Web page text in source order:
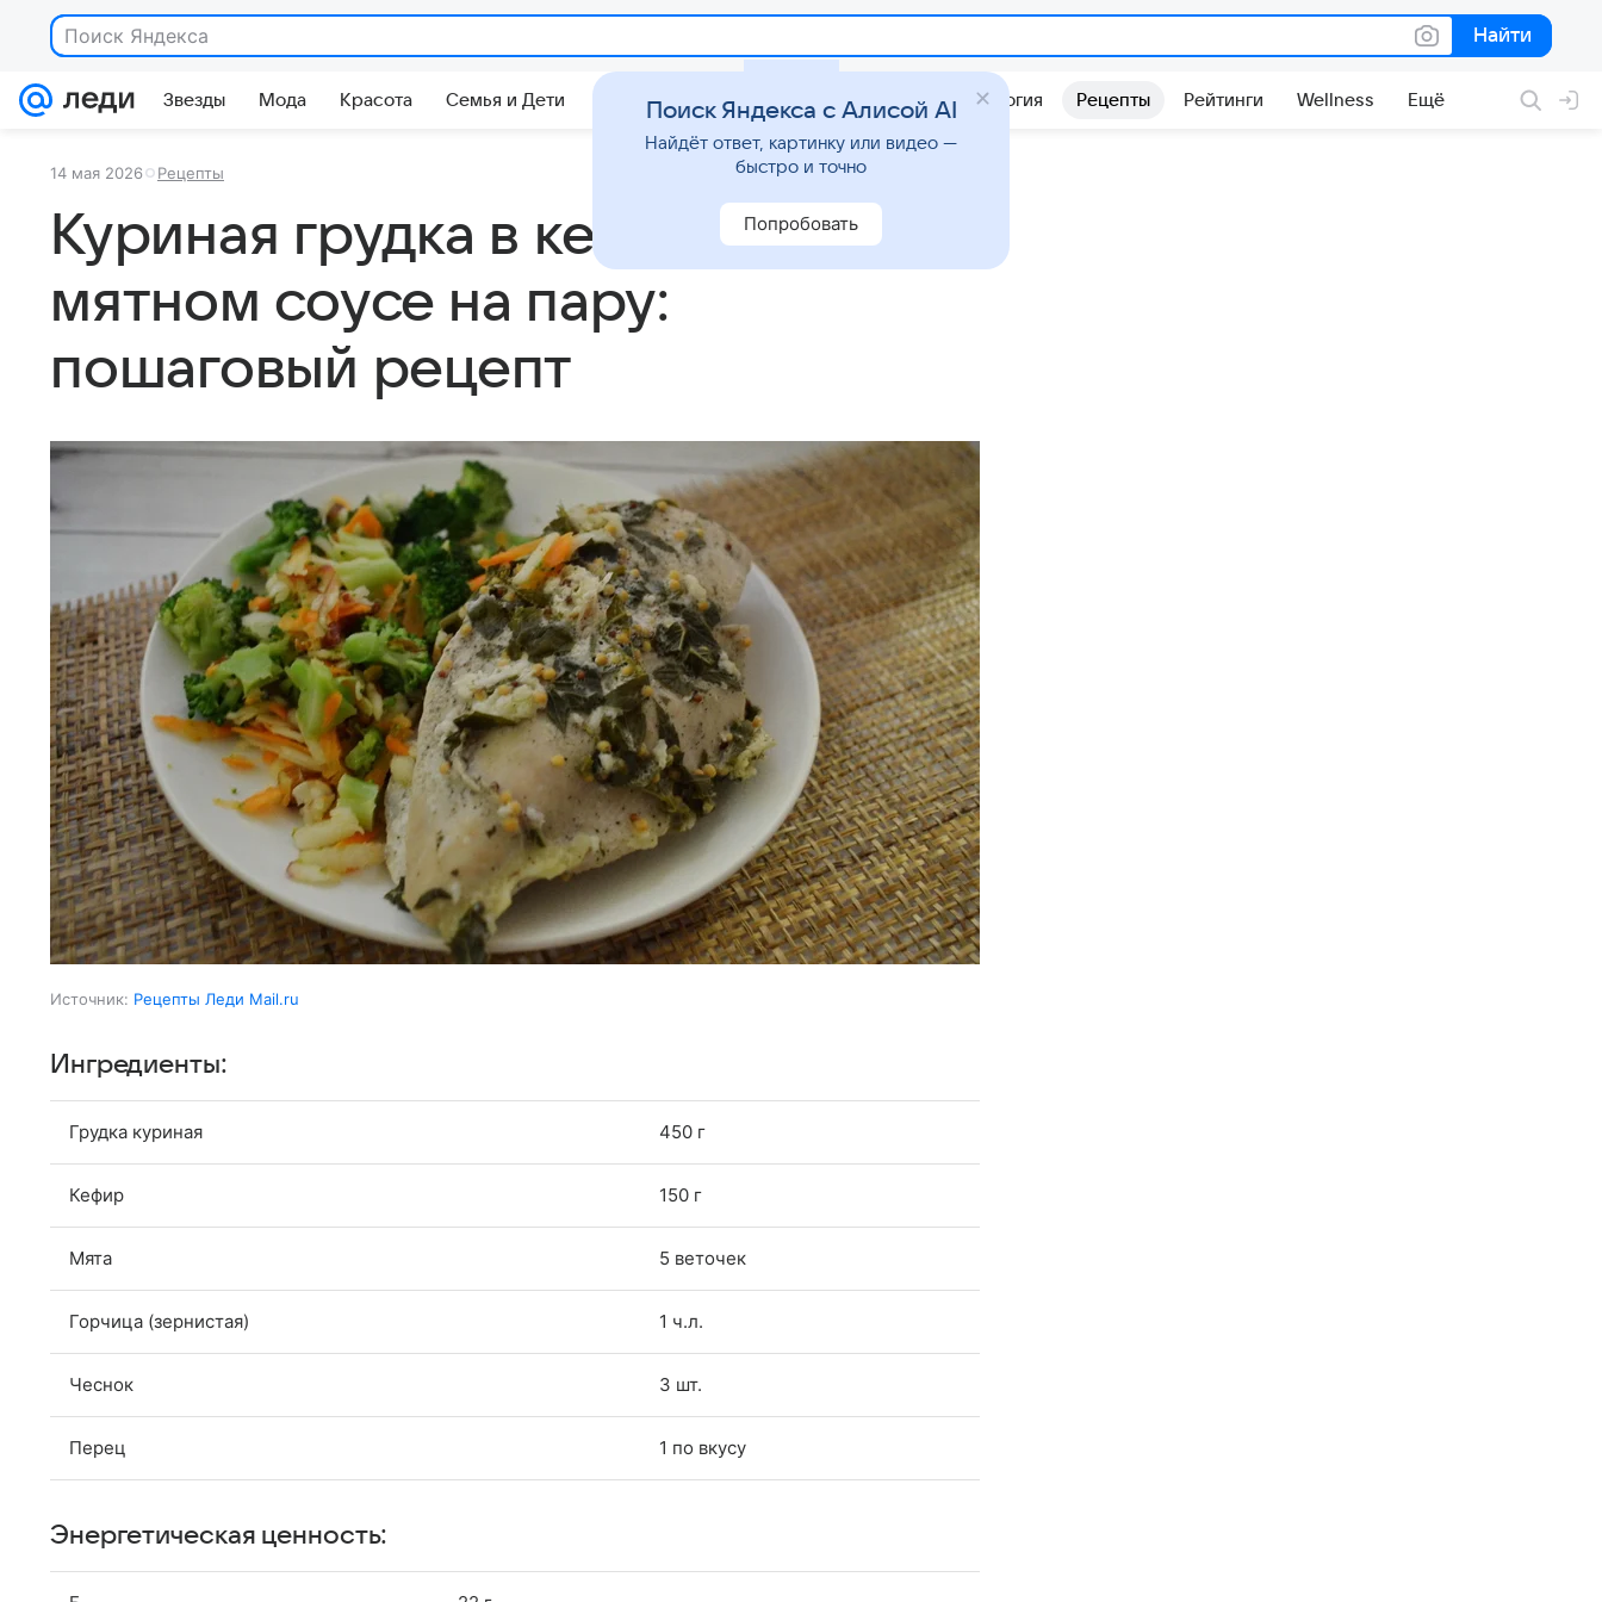
Поиск Яндекса Найти
Найти
Звезды Мода Красота Семья и Дети Гороскопы Стиль жизни Психология Рецепты Рейтинги Wellness Ещё
14 мая 2026 Рецепты
Куриная грудка в кефирно-
мятном соусе на пару:
пошаговый рецепт
Источник: Рецепты Леди Mail.ru
Ингредиенты:
Грудка куриная 450 г
Кефир 150 г
Мята 5 веточек
Горчица (зернистая) 1 ч.л.
Чеснок 3 шт.
Перец 1 по вкусу
Энергетическая ценность:
Поиск Яндекса с Алисой AI
Найдёт ответ, картинку или видео —
быстро и точно
Попробовать